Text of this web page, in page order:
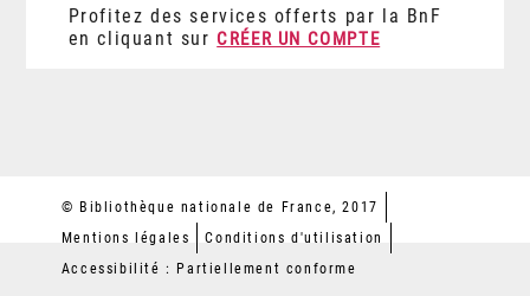
Profitez des services offerts par la BnF
en cliquant sur CRÉER UN COMPTE
© Bibliothèque nationale de France, 2017
Mentions légales
Conditions d'utilisation
Accessibilité : Partiellement conforme